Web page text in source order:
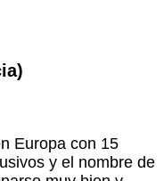
Europa con 15
y el nombre de